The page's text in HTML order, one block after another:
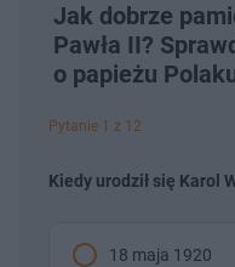
Jak dobrze
Pawła II?
o papieżu
Pytanie 1 z 12
Kiedy urodził się Karol
18 maja 1920